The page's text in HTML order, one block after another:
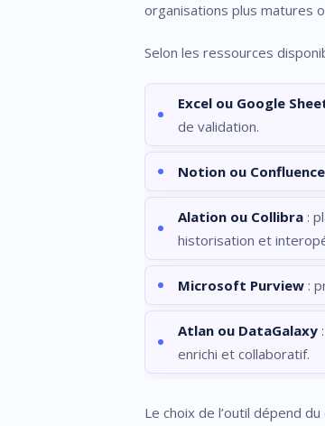
organisations plus matures
Selon les ressources
Excel ou Google
de validation.
Notion ou Confluence
Alation ou Collibra :
historisation et
Microsoft Purview :
Atlan ou DataGalaxy
enrichi et collaboratif.
Le choix de l’outil dépend